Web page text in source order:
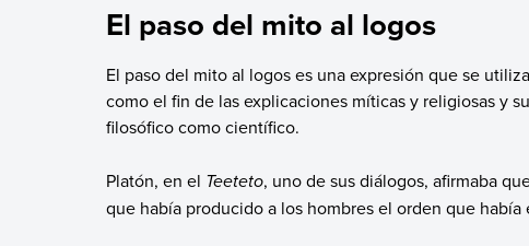
El paso del mito al logos
El paso del mito al logos es una expresión que se
como el fin de las explicaciones míticas y religiosas y
filosófico como científico.
Platón, en el Teeteto, uno de sus diálogos, afirmaba
que había producido a los hombres el orden que